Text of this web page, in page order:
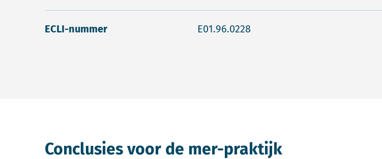
ECLI-nummer E01.96.0228
Conclusies voor de mer-praktijk